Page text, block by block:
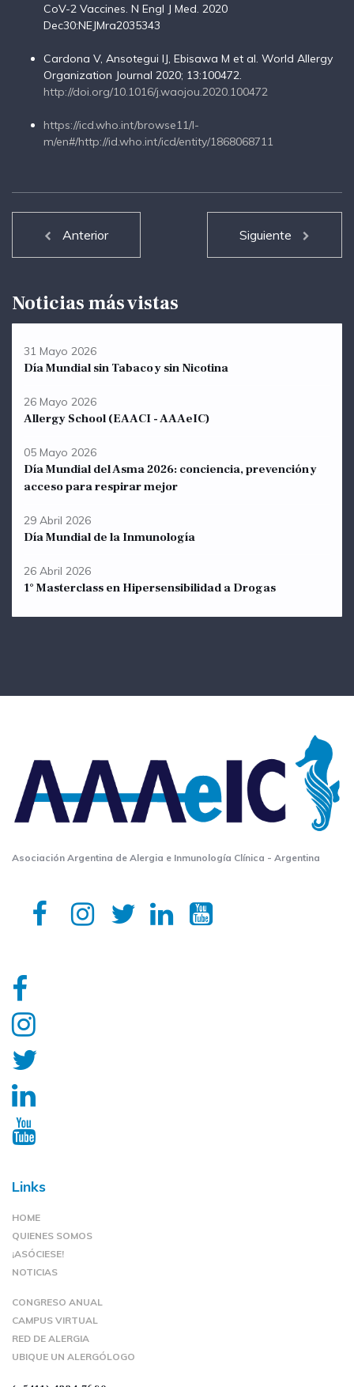
CoV-2 Vaccines. N Engl J Med. 2020
Dec30:NEJMra2035343
Cardona V, Ansotegui IJ, Ebisawa M et al. World Allergy
Organization Journal 2020; 13:100472.
http://doi.org/10.1016/j.waojou.2020.100472
https://icd.who.int/browse11/l-
m/en#/http://id.who.int/icd/entity/1868068711
Anterior Siguiente
Noticias más vistas
31 Mayo 2026
Día Mundial sin Tabaco y sin Nicotina
26 Mayo 2026
Allergy School (EAACI - AAAeIC)
05 Mayo 2026
Día Mundial del Asma 2026: conciencia, prevención y
acceso para respirar mejor
29 Abril 2026
Día Mundial de la Inmunología
26 Abril 2026
1° Masterclass en Hipersensibilidad a Drogas
Asociación Argentina de Alergia e Inmunología Clínica - Argentina
Links
HOME
QUIENES SOMOS
¡ASÓCIESE!
NOTICIAS
CONGRESO ANUAL
CAMPUS VIRTUAL
RED DE ALERGIA
UBIQUE UN ALERGÓLOGO